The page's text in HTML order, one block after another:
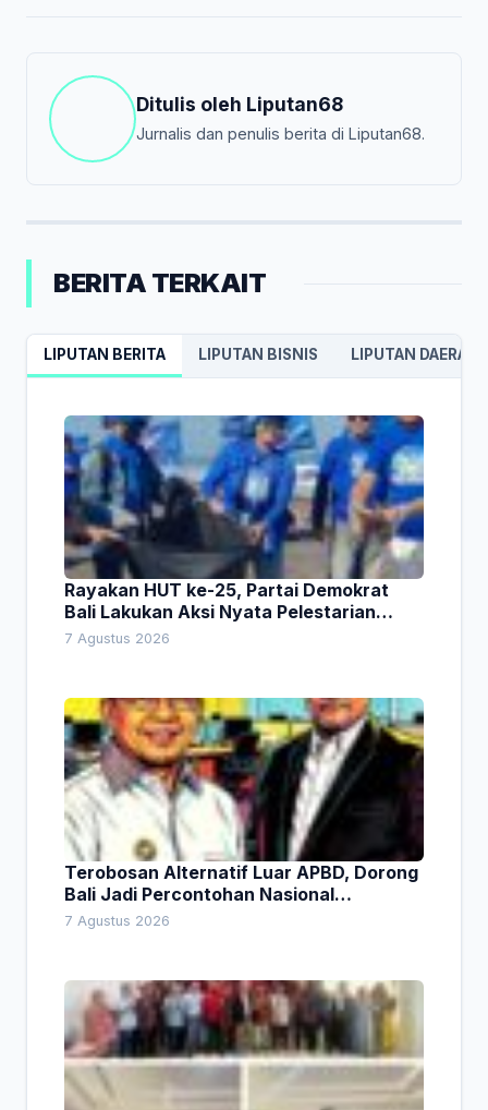
Ditulis oleh Liputan68
Jurnalis dan penulis berita di Liputan68.
BERITA TERKAIT
LIPUTAN BERITA LIPUTAN BISNIS LIPUTAN DAERAH
Rayakan HUT ke-25, Partai Demokrat
Bali Lakukan Aksi Nyata Pelestarian
Lingkungan
7 Agustus 2026
Terobosan Alternatif Luar APBD, Dorong
Bali Jadi Percontohan Nasional
Pembiayaan Daerah
7 Agustus 2026